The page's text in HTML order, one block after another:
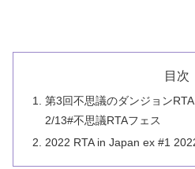
目次
第3回不思議のダンジョン
2/13#不思議RTAフェス
2022 RTA in Japan ex #1